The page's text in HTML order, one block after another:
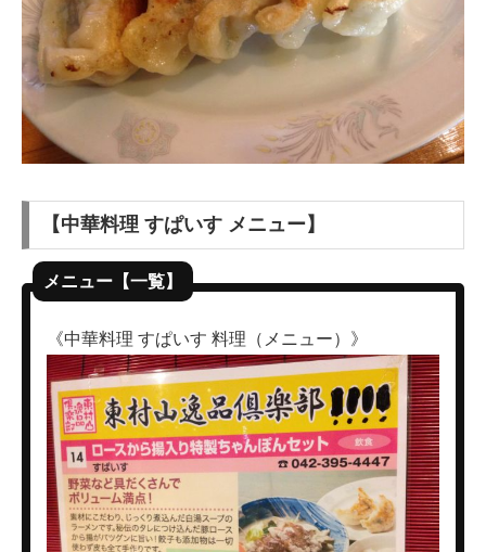
【中華料理 すぱいす メニュー】
メニュー【一覧】
《中華料理 すぱいす 料理（メニュー）》